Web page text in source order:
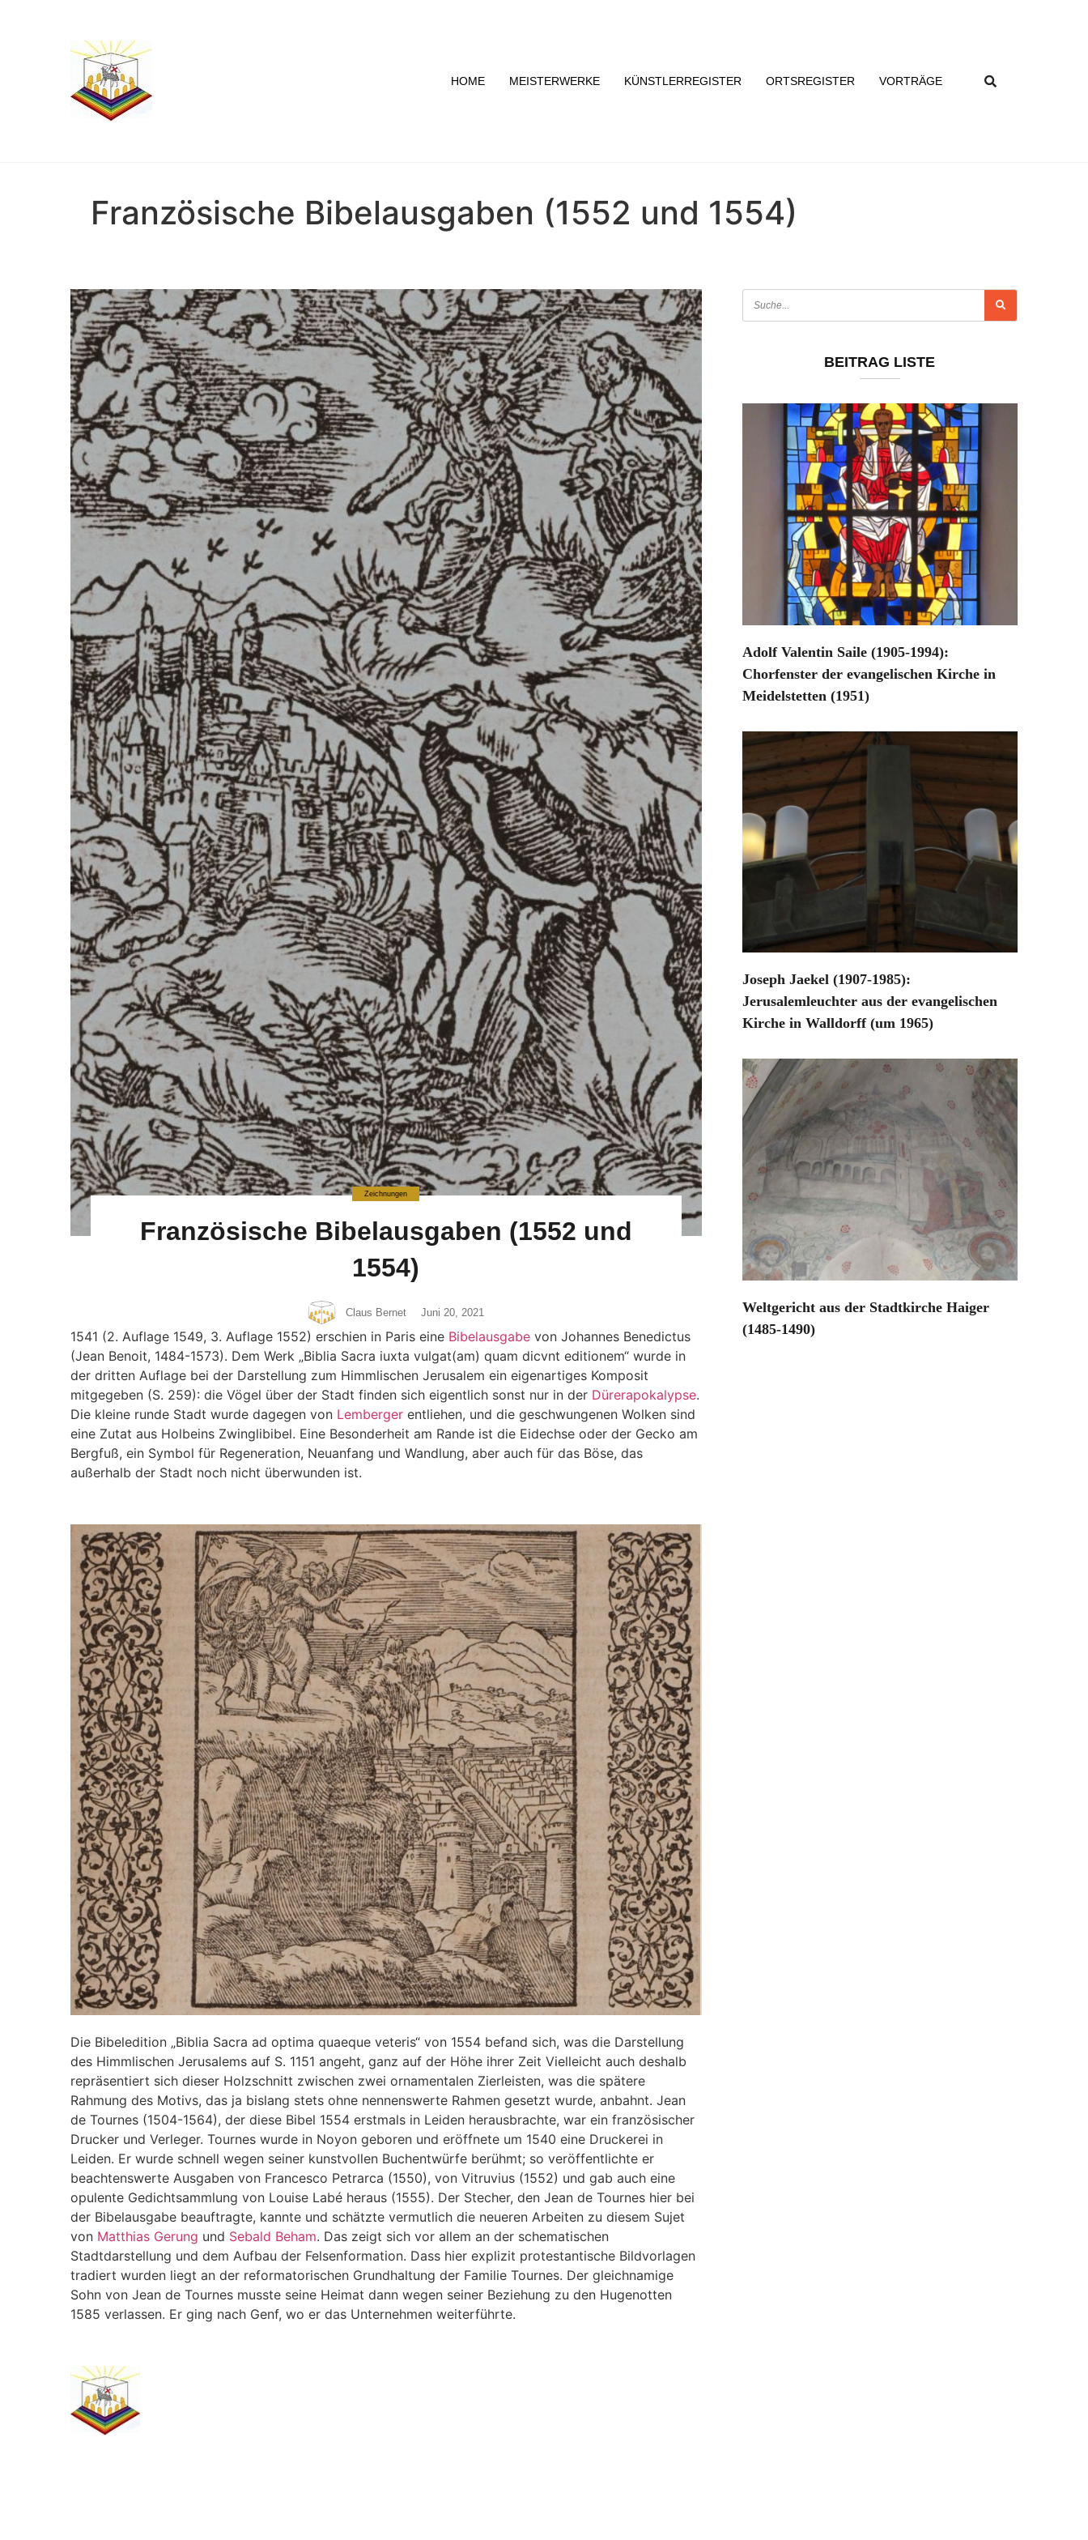
HOME MEISTERWERKE KÜNSTLERREGISTER ORTSREGISTER VORTRÄGE
Französische Bibelausgaben (1552 und 1554)
Zeichnungen
Französische Bibelausgaben (1552 und
1554)
Claus Bernet Juni 20, 2021
1541 (2. Auflage 1549, 3. Auflage 1552) erschien in Paris eine Bibelausgabe von Johannes Benedictus
(Jean Benoit, 1484-1573). Dem Werk „Biblia Sacra iuxta vulgat(am) quam dicvnt editionem“ wurde in
der dritten Auflage bei der Darstellung zum Himmlischen Jerusalem ein eigenartiges Komposit
mitgegeben (S. 259): die Vögel über der Stadt finden sich eigentlich sonst nur in der Dürerapokalypse.
Die kleine runde Stadt wurde dagegen von Lemberger entliehen, und die geschwungenen Wolken sind
eine Zutat aus Holbeins Zwinglibibel. Eine Besonderheit am Rande ist die Eidechse oder der Gecko am
Bergfuß, ein Symbol für Regeneration, Neuanfang und Wandlung, aber auch für das Böse, das
außerhalb der Stadt noch nicht überwunden ist.
Die Bibeledition „Biblia Sacra ad optima quaeque veteris“ von 1554 befand sich, was die Darstellung
des Himmlischen Jerusalems auf S. 1151 angeht, ganz auf der Höhe ihrer Zeit Vielleicht auch deshalb
repräsentiert sich dieser Holzschnitt zwischen zwei ornamentalen Zierleisten, was die spätere
Rahmung des Motivs, das ja bislang stets ohne nennenswerte Rahmen gesetzt wurde, anbahnt. Jean
de Tournes (1504-1564), der diese Bibel 1554 erstmals in Leiden herausbrachte, war ein französischer
Drucker und Verleger. Tournes wurde in Noyon geboren und eröffnete um 1540 eine Druckerei in
Leiden. Er wurde schnell wegen seiner kunstvollen Buchentwürfe berühmt; so veröffentlichte er
beachtenswerte Ausgaben von Francesco Petrarca (1550), von Vitruvius (1552) und gab auch eine
opulente Gedichtsammlung von Louise Labé heraus (1555). Der Stecher, den Jean de Tournes hier bei
der Bibelausgabe beauftragte, kannte und schätzte vermutlich die neueren Arbeiten zu diesem Sujet
von Matthias Gerung und Sebald Beham. Das zeigt sich vor allem an der schematischen
Stadtdarstellung und dem Aufbau der Felsenformation. Dass hier explizit protestantische Bildvorlagen
tradiert wurden liegt an der reformatorischen Grundhaltung der Familie Tournes. Der gleichnamige
Sohn von Jean de Tournes musste seine Heimat dann wegen seiner Beziehung zu den Hugenotten
1585 verlassen. Er ging nach Genf, wo er das Unternehmen weiterführte.
BEITRAG LISTE
Adolf Valentin Saile (1905-1994):
Chorfenster der evangelischen Kirche in
Meidelstetten (1951)
Joseph Jaekel (1907-1985):
Jerusalemleuchter aus der evangelischen
Kirche in Walldorff (um 1965)
Weltgericht aus der Stadtkirche Haiger
(1485-1490)